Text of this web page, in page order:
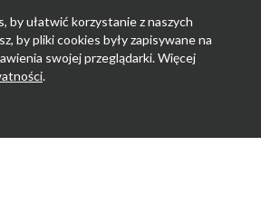
by ułatwić korzystanie z naszych
by pliki cookies były zapisywane na
swojej przeglądarki. Więcej
.